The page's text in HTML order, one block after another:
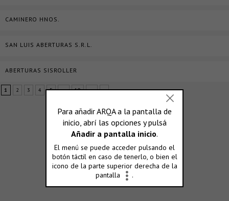
CAMINERO HNOS.
SAN LUIS ABERTURAS S.R.L.
ABERTURAS SISROLLER
1 2 3 4 5 ... 10 ... »